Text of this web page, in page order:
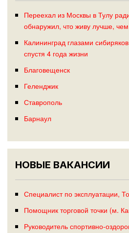
Переехал из Москвы в Тулу
обнаружил, что живу лучше,
Калининград глазами
спустя 4 года жизни
Благовещенск
Геленджик
Ставрополь
Барнаул
НОВЫЕ ВАКАНСИИ
Специалист по эксплуатации,
Помощник торговой точки (м.
Руководитель спортивно-